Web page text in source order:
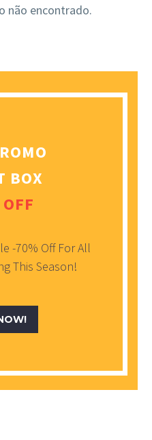
não encontrado.
BOX
-70% Off For All
This Season!